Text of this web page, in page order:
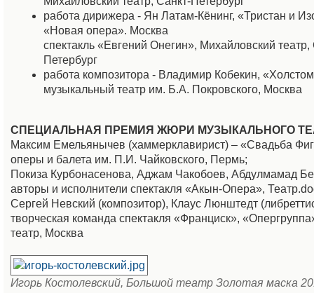
работа дирижера - Ян Латам-Кёнинг, «Тристан и
«Новая опера». Москва
спектакль «Евгений Онегин», Михайловский театр,
Петербург
работа композитора - Владимир Кобекин,
музыкальный театр им. Б.А. Покровского, Москва
СПЕЦИАЛЬНАЯ ПРЕМИЯ ЖЮРИ МУЗЫКАЛЬНОГО
Максим Емельянычев (хаммерклавирист) – «Свадьба
оперы и балета им. П.И. Чайковского, Пермь;
Покиза Курбонасенова, Аджам Чакобоев, Абдулмамад
авторы и исполнители спектакля «Акын-Опера»,
Сергей Невский (композитор), Клаус Люнштедт
творческая команда спектакля «Франциск»,
театр, Москва
Игорь Костолевский, Большой театр Золотая маска